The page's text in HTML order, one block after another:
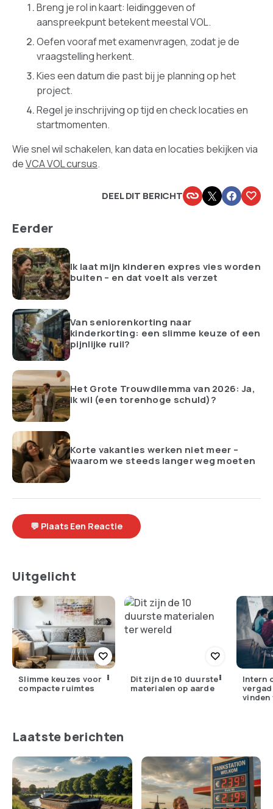
Breng je rol in kaart: leidinggeven of
aanspreekpunt betekent meestal VOL.
Oefen vooraf met examenvragen, zodat je de
vraagstelling herkent.
Kies een datum die past bij je planning op het
project.
Regel je inschrijving op tijd en check locaties en
startmomenten.
Wie snel wil schakelen, kan data en locaties bekijken via
deVCA VOL cursus.
DEEL DIT BERICHT
Eerder
Ik laat mijn kinderen expres vies worden
buiten – en dat voelt als verzet
Van seniorenkorting naar
kinderkorting: een slimme keuze of een
pijnlijke ruil?
Het Grote Trouwdilemma van 2026: Ja,
ik wil (een torenhoge schuld)?
Korte vakanties werken niet meer –
waarom we steeds langer weg moeten
💬 Plaats Een Reactie
Uitgelicht
Slimme keuzes voor
compacte ruimtes
Dit zijn de 10 duurste
materialen op aarde
Intern
vinden
Laatste berichten